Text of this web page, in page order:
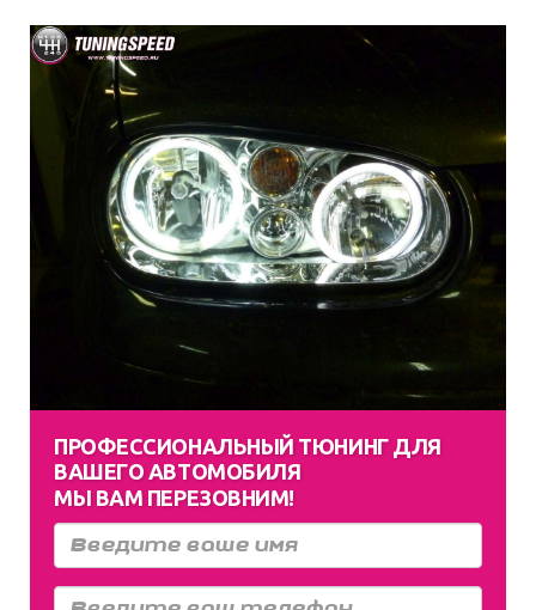
ПРОФЕССИОНАЛЬНЫЙ ТЮНИНГ ДЛЯ
ВАШЕГО АВТОМОБИЛЯ
МЫ ВАМ ПЕРЕЗОВНИМ!